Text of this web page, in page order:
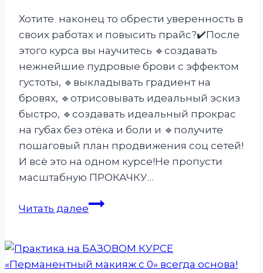
Хотите наконец то обрести уверенность в
своих работах и повысить прайс?✔️После
этого курса вы научитесь 🔹️создавать
нежнейшие пудровые брови с эффектом
густоты, 🔹️выкладывать градиент на
бровях, 🔹️отрисовывать идеальный эскиз
быстро, 🔹️создавать идеальный прокрас
на губах без отёка и боли и 🔹️получите
пошаговый план продвижения соц сетей!
И всё это на одном курсе!Не пропусти
масштабную ПРОКАЧКУ…
Читать далееМАСШТАБНАЯ
по
трём